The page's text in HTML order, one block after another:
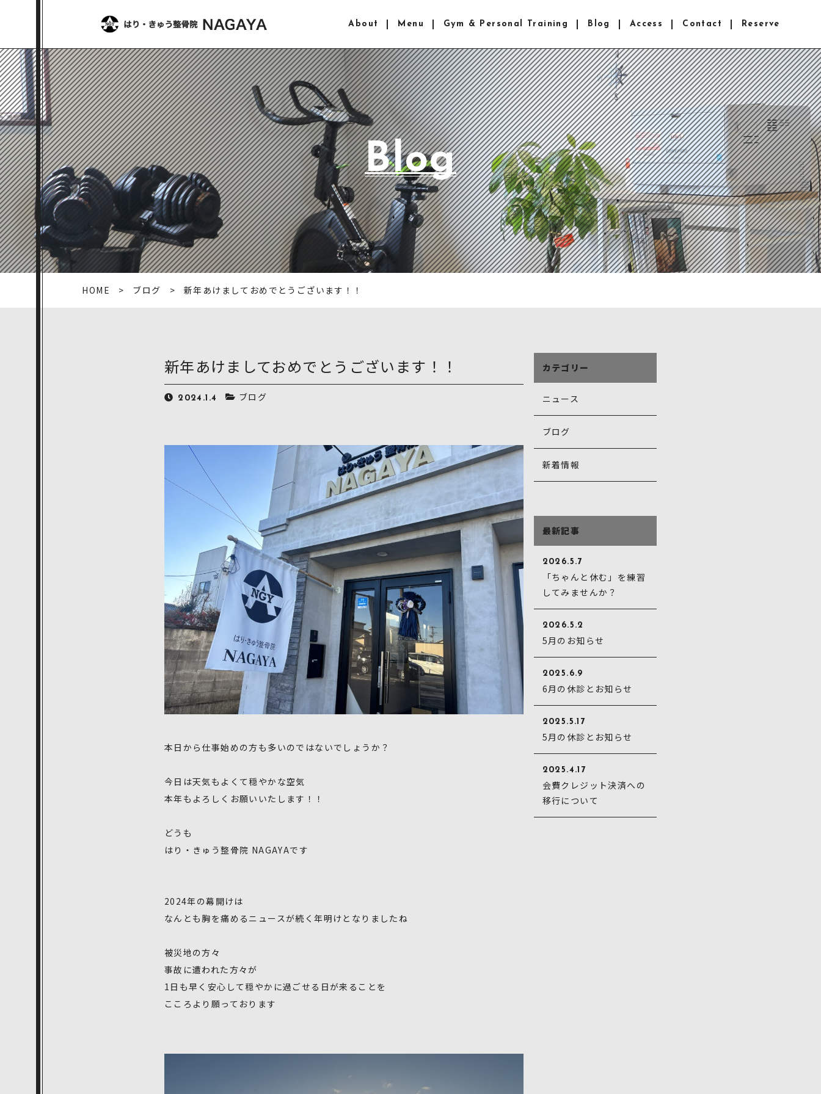
About Menu Gym & Personal Training Blog Access Contact Reserve
Blog
HOME ブログ 新年あけましておめでとうございます！！
新年あけましておめでとうございます！！
2024.1.4 ブログ
本日から仕事始めの方も多いのではないでしょうか？
今日は天気もよくて穏やかな空気
本年もよろしくお願いいたします！！
どうも
はり・きゅう整骨院 NAGAYAです
2024年の幕開けは
なんとも胸を痛めるニュースが続く年明けとなりましたね
被災地の方々
事故に遭われた方々が
1日も早く安心して穏やかに過ごせる日が来ることを
こころより願っております
カテゴリー
ニュース
ブログ
新着情報
最新記事
2026.5.7
「ちゃんと休む」を練習
してみませんか？
2026.5.2
5月のお知らせ
2025.6.9
6月の休診とお知らせ
2025.5.17
5月の休診とお知らせ
2025.4.17
会費クレジット決済への
移行について